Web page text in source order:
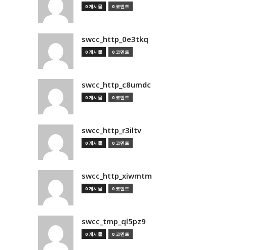
0 게시물 0 코멘트
swcc_http_0e3tkq
0 게시물 0 코멘트
swcc_http_c8umdc
0 게시물 0 코멘트
swcc_http_r3iltv
0 게시물 0 코멘트
swcc_http_xiwmtm
0 게시물 0 코멘트
swcc_tmp_ql5pz9
0 게시물 0 코멘트